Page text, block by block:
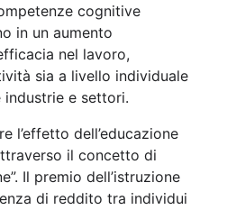
cognitive
in un aumento
nel lavoro,
sia a livello individuale
e settori.
l’effetto dell’educazione
il concetto di
Il premio dell’istruzione
di reddito tra individui